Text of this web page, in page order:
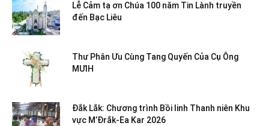
Lễ Cảm tạ ơn Chúa 100 năm Tin Lành truyền
đến Bạc Liêu
Thư Phân Ưu Cùng Tang Quyến Của Cụ Ông
MƯIH
Đắk Lắk: Chương trình Bồi linh Thanh niên Khu
vực M’Đrắk-Ea Kar 2026